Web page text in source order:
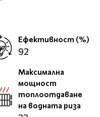
Ефективност (%)
92
Максимална
мощност
топлоотдаване
на водната риза